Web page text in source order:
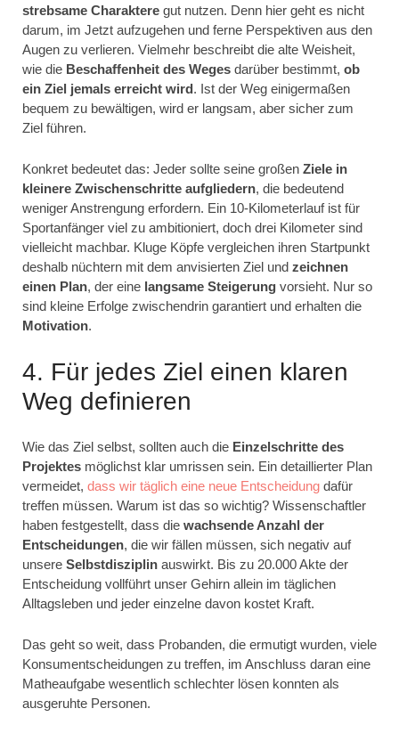
strebsame Charaktere gut nutzen. Denn hier geht es nicht
darum, im Jetzt aufzugehen und ferne Perspektiven aus den
Augen zu verlieren. Vielmehr beschreibt die alte Weisheit,
wie die Beschaffenheit des Weges darüber bestimmt, ob
ein Ziel jemals erreicht wird. Ist der Weg einigermaßen
bequem zu bewältigen, wird er langsam, aber sicher zum
Ziel führen.
Konkret bedeutet das: Jeder sollte seine großen Ziele in
kleinere Zwischenschritte aufgliedern, die bedeutend
weniger Anstrengung erfordern. Ein 10-Kilometerlauf ist für
Sportanfänger viel zu ambitioniert, doch drei Kilometer sind
vielleicht machbar. Kluge Köpfe vergleichen ihren Startpunkt
deshalb nüchtern mit dem anvisierten Ziel und zeichnen
einen Plan, der eine langsame Steigerung vorsieht. Nur so
sind kleine Erfolge zwischendrin garantiert und erhalten die
Motivation.
4. Für jedes Ziel einen klaren
Weg definieren
Wie das Ziel selbst, sollten auch die Einzelschritte des
Projektes möglichst klar umrissen sein. Ein detaillierter Plan
vermeidet, dass wir täglich eine neue Entscheidung dafür
treffen müssen. Warum ist das so wichtig? Wissenschaftler
haben festgestellt, dass die wachsende Anzahl der
Entscheidungen, die wir fällen müssen, sich negativ auf
unsere Selbstdisziplin auswirkt. Bis zu 20.000 Akte der
Entscheidung vollführt unser Gehirn allein im täglichen
Alltagsleben und jeder einzelne davon kostet Kraft.
Das geht so weit, dass Probanden, die ermutigt wurden, viele
Konsumentscheidungen zu treffen, im Anschluss daran eine
Matheaufgabe wesentlich schlechter lösen konnten als
ausgeruhte Personen.